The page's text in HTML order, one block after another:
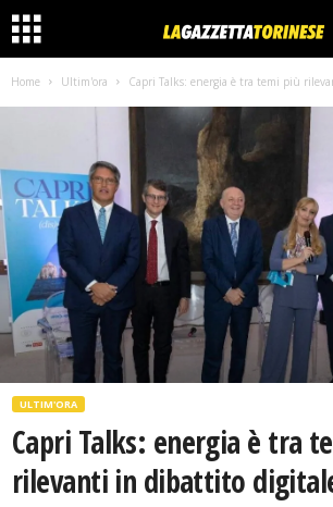
Home Ultim'ora Capri Talks: energia è tra temi più
ULTIM'ORA
Capri Talks: energia è tra
rilevanti in dibattito